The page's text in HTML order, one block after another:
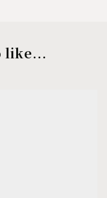
like...